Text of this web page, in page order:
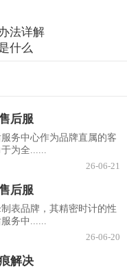
法详解
什么
后服
务中心作为品牌直属的客
为全......
26-06-21
后服
表品牌，其精密时计的性
务中......
26-06-20
解决